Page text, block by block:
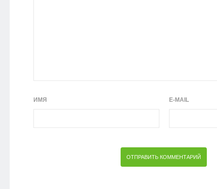
ИМЯ E-MAIL